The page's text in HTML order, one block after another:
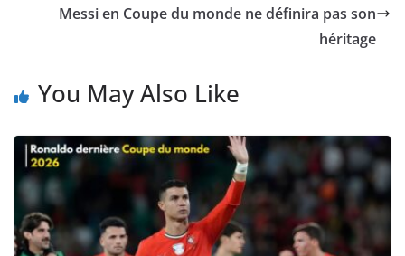
Messi en Coupe du monde ne définira pas son
héritage
You May Also Like